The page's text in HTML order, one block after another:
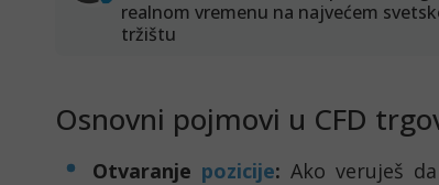
Osnovni pojmovi u CFD
Otvaranje pozicije: Ako veruješ